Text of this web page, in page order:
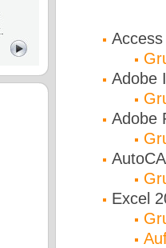
Adobe
Adobe
Excel